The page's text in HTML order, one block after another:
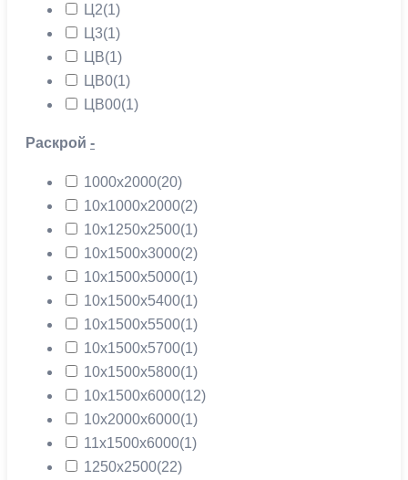
Ц2(1)
Ц3(1)
ЦВ(1)
ЦВ0(1)
ЦВ00(1)
Раскрой -
1000х2000(20)
10х1000х2000(2)
10х1250х2500(1)
10х1500х3000(2)
10х1500х5000(1)
10х1500х5400(1)
10х1500х5500(1)
10х1500х5700(1)
10х1500х5800(1)
10х1500х6000(12)
10х2000х6000(1)
11х1500х6000(1)
1250х2500(22)